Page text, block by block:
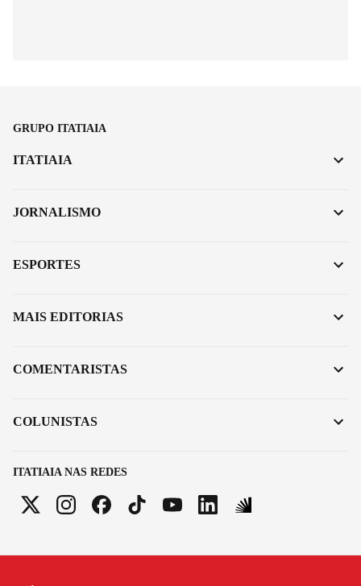
GRUPO ITATIAIA
ITATIAIA NAS REDES
ITATIAIA
JORNALISMO
ESPORTES
MAIS EDITORIAS
COMENTARISTAS
COLUNISTAS